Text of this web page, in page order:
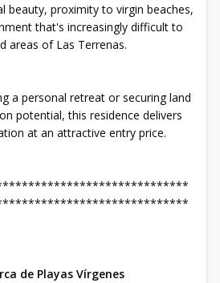
beauty, proximity to virgin beaches,
that's increasingly difficult to
areas of Las Terrenas.
a personal retreat or securing land
potential, this residence delivers
at an attractive entry price.
de Playas Vírgenes